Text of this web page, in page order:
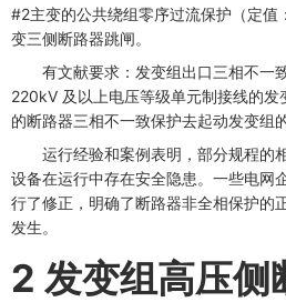
#2主变的公共绕组零序过流保护（定
变三侧断路器跳闸。
有文献要求：发变组出口三相不一
220kV 及以上电压等级单元制接线的
的断路器三相不一致保护去起动发变组
运行经验和案例表明，部分规程的
设备在运行中存在安全隐患。一些电网
行了修正，明确了断路器非全相保护的
发生。
2 发变组高压侧